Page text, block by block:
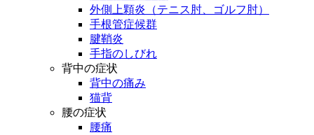
外側上顆炎（テニス肘、ゴルフ肘）
手根管症候群
腱鞘炎
手指のしびれ
背中の症状
背中の痛み
猫背
腰の症状
腰痛